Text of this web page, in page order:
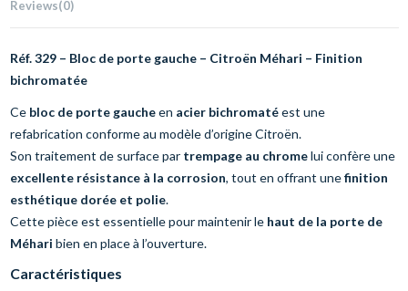
Reviews(0)
Réf. 329 – Bloc de porte gauche – Citroën Méhari – Finition
bichromatée
Ce bloc de porte gaucheen acier bichromatéest une
refabrication conforme au modèle d’origine Citroën.
Son traitement de surface par trempage au chromelui confère une
excellente résistance à la corrosion, tout en offrant unefinition
esthétique dorée et polie.
Cette pièce est essentielle pour maintenir le haut de la porte de
Méhari bien en place à l’ouverture.
Caractéristiques